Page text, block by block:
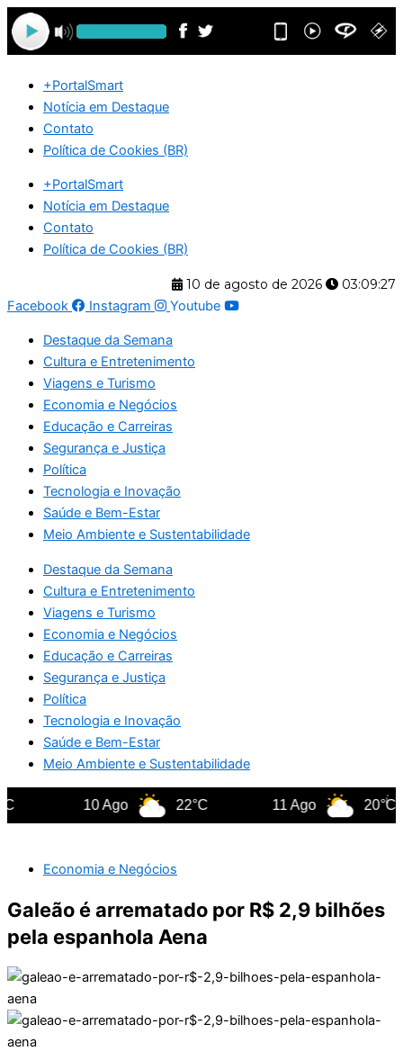
Ir
para
o
+PortalSmart
Notícia em Destaque
Contato
Política de Cookies (BR)
+PortalSmart
Notícia em Destaque
Contato
Política de Cookies (BR)
10 de agosto de 2026
03:09:27
Facebook
Instagram Youtube
Destaque da Semana
Cultura e Entretenimento
Viagens e Turismo
Economia e Negócios
Educação e Carreiras
Segurança e Justiça
Política
Tecnologia e Inovação
Saúde e Bem-Estar
Meio Ambiente e Sustentabilidade
Destaque da Semana
Cultura e Entretenimento
Viagens e Turismo
Economia e Negócios
Educação e Carreiras
Segurança e Justiça
Política
Tecnologia e Inovação
Saúde e Bem-Estar
Meio Ambiente e Sustentabilidade
10 Ago 22°C 11 Ago 20°C
Economia e Negócios
Galeão é arrematado por R$ 2,9 bilhões
pela espanhola Aena